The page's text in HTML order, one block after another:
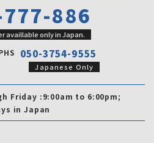
886
availlable only in Japan.
050-3754-9555
Japanese Only
Friday :9:00am to 6:00pm;
in Japan